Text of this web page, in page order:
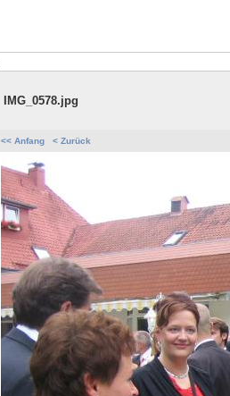
IMG_0578.jpg
<< Anfang < Zurück